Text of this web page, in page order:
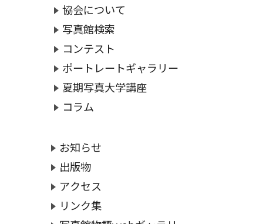
協会について
写真館検索
コンテスト
ポートレートギャラリー
夏期写真大学講座
コラム
お知らせ
出版物
アクセス
リンク集